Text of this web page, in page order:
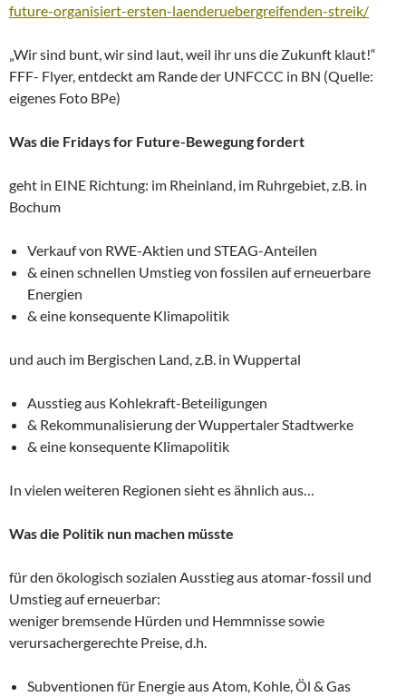
future-organisiert-ersten-laenderuebergreifenden-streik/
„Wir sind bunt, wir sind laut, weil ihr uns die Zukunft klaut!“
FFF- Flyer, entdeckt am Rande der UNFCCC in BN (Quelle:
eigenes Foto BPe)
Was die Fridays for Future-Bewegung fordert
geht in EINE Richtung: im Rheinland, im Ruhrgebiet, z.B. in
Bochum
Verkauf von RWE-Aktien und STEAG-Anteilen
& einen schnellen Umstieg von fossilen auf erneuerbare
Energien
& eine konsequente Klimapolitik
und auch im Bergischen Land, z.B. in Wuppertal
Ausstieg aus Kohlekraft-Beteiligungen
& Rekommunalisierung der Wuppertaler Stadtwerke
& eine konsequente Klimapolitik
In vielen weiteren Regionen sieht es ähnlich aus…
Was die Politik nun machen müsste
für den ökologisch sozialen Ausstieg aus atomar-fossil und
Umstieg auf erneuerbar:
weniger bremsende Hürden und Hemmnisse sowie
verursachergerechte Preise, d.h.
Subventionen für Energie aus Atom, Kohle, Öl & Gas